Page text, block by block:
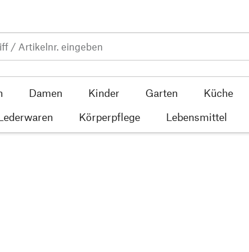
Damen Kinder Garten Küche
Körperpflege Lebensmittel